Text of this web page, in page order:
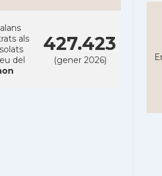
als
del
427.423
(gener 2026)